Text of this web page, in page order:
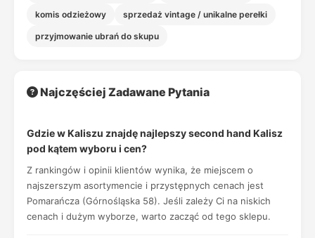
komis odzieżowy sprzedaż vintage / unikalne perełki
przyjmowanie ubrań do skupu
Najczęściej Zadawane Pytania
Gdzie w Kaliszu znajdę najlepszy second hand Kalisz
pod kątem wyboru i cen?
Z rankingów i opinii klientów wynika, że miejscem o
najszerszym asortymencie i przystępnych cenach jest
Pomarańcza (Górnośląska 58). Jeśli zależy Ci na niskich
cenach i dużym wyborze, warto zacząć od tego sklepu.